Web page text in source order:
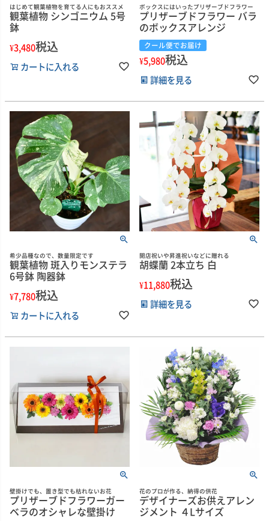
はじめて観葉植物を育てる人にもおススメ
観葉植物 シンゴニウム 5号
鉢
¥3,480税込
カートに入れる
ボックスにはいったプリザーブドフラワー
プリザーブドフラワー バラ
のボックスアレンジ
クール便でお届け
¥5,980税込
詳細を見る
希少品種なので、数量限定です
観葉植物 斑入りモンステラ
6号鉢 陶器鉢
¥7,780税込
カートに入れる
開店祝いや昇進祝いなどに贈れる
胡蝶蘭 2本立ち 白
¥11,880税込
詳細を見る
壁掛けでも、置き型でも枯れないお花
プリザーブドフラワーガー
ベラのオシャレな壁掛け
花のプロが作る、納得の供花
デザイナーズお供えアレン
ジメント ４Lサイズ